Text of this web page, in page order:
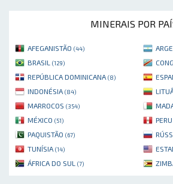
MINERAIS POR
AFEGANISTÃO (44)
BRASIL (129)
REPÚBLICA DOMINICANA (8)
INDONÉSIA (84)
MARROCOS (354)
MÉXICO (51) PERU
PAQUISTÃO (67)
TUNÍSIA (14)
ÁFRICA DO SUL (7)